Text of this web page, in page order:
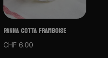
PANNA COTTA FRAMBOISE
CHF 6.00